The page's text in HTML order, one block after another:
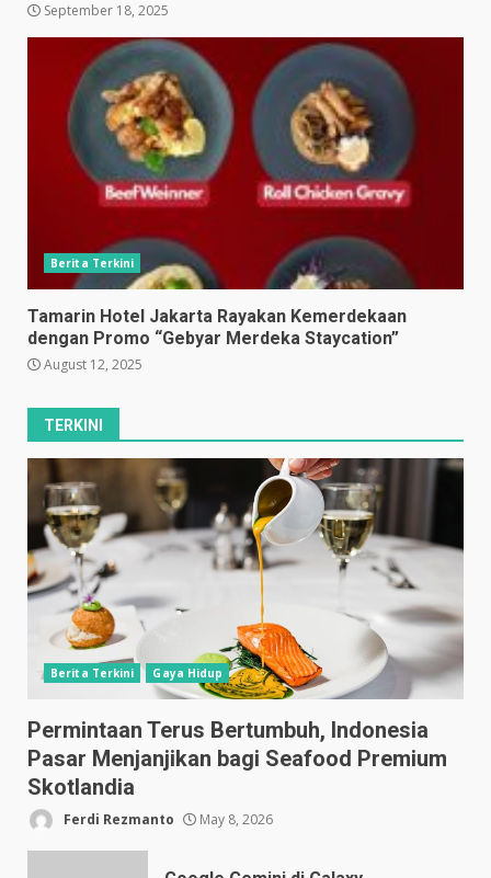
September 18, 2025
Berita Terkini
Tamarin Hotel Jakarta Rayakan Kemerdekaan
dengan Promo “Gebyar Merdeka Staycation”
August 12, 2025
TERKINI
Berita Terkini Gaya Hidup
Permintaan Terus Bertumbuh, Indonesia
Pasar Menjanjikan bagi Seafood Premium
Skotlandia
Ferdi Rezmanto May 8, 2026